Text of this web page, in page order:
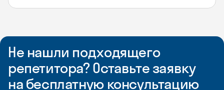
Не нашли подходящего
репетитора? Оставьте заявку
на бесплатную консультацию